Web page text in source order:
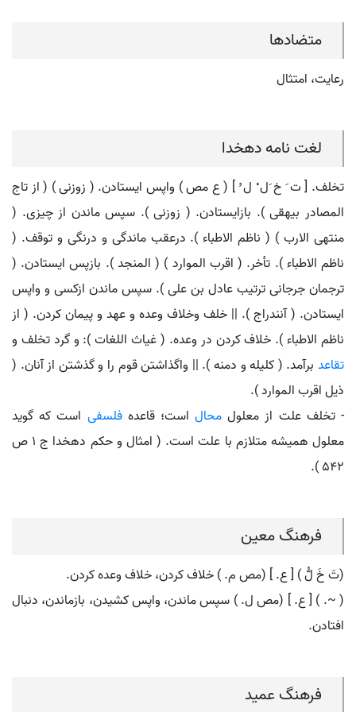
متضادها
رعایت، امتثال
لغت نامه دهخدا
تخلف. [ ت َ خ َل ْ ل ُ ] ( ع مص ) واپس ایستادن. ( زوزنی ) ( از تاج
المصادر بیهقی ). بازایستادن. ( زوزنی ). سپس ماندن از چیزی. (
منتهی الارب ) ( ناظم الاطباء ). درعقب ماندگی و درنگی و توقف. (
ناظم الاطباء ). تأخر. ( اقرب الموارد ) ( المنجد ). بازپس ایستادن. (
ترجمان جرجانی ترتیب عادل بن علی ). سپس ماندن ازکسی و واپس
ایستادن. ( آنندراج ). || خلف وخلاف وعده و عهد و پیمان کردن. ( از
ناظم الاطباء ). خلاف کردن در وعده. ( غیاث اللغات ): و گرد تخلف و
تقاعد برآمد. ( کلیله و دمنه ). || واگذاشتن قوم را و گذشتن از آنان. (
ذیل اقرب الموارد ).
- تخلف علت از معلول محالاست؛ قاعدهفلسفی است که گوید
معلول همیشه متلازم با علت است. ( امثال و حکم دهخدا ج 1 ص
542 ).
فرهنگ معین
(تَ خَ لُّ ) [ ع. ] (مص م. ) خلاف کردن، خلاف وعده کردن.
( ~. ) [ ع. ] (مص ل. ) سپس ماندن، واپس کشیدن، بازماندن، دنبال
افتادن.
فرهنگ عمید